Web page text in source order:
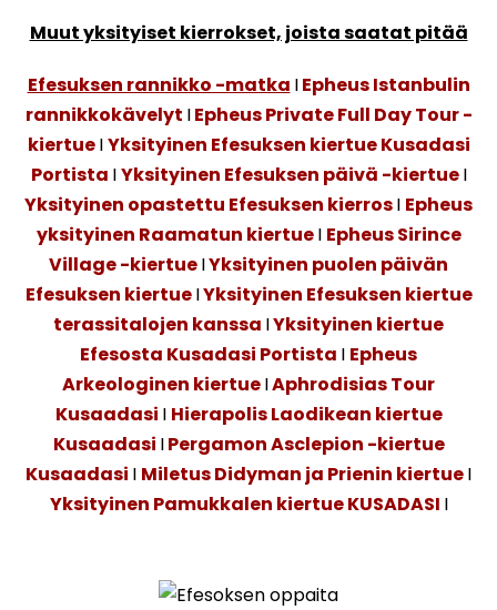
Muut yksityiset kierrokset, joista saatat pitää
Efesuksen rannikko -matka IEpheus Istanbulin
rannikkokävelyt IEpheus Private Full Day Tour -
kiertueIYksityinen Efesuksen kiertue Kusadasi
Portista IYksityinen Efesuksen päivä -kiertueI
Yksityinen opastettu Efesuksen kierrosI Epheus
yksityinen Raamatun kiertueI Epheus Sirince
Village -kiertueIYksityinen puolen päivän
Efesuksen kiertueIYksityinen Efesuksen kiertue
terassitalojen kanssa IYksityinen kiertue
Efesosta Kusadasi Portista I Epheus
Arkeologinen kiertueIAphrodisias Tour
Kusaadasi I Hierapolis Laodikean kiertue
Kusaadasi IPergamon Asclepion -kiertue
Kusaadasi I Miletus Didyman ja Prienin kiertueI
Yksityinen Pamukkalen kiertue KUSADASI I